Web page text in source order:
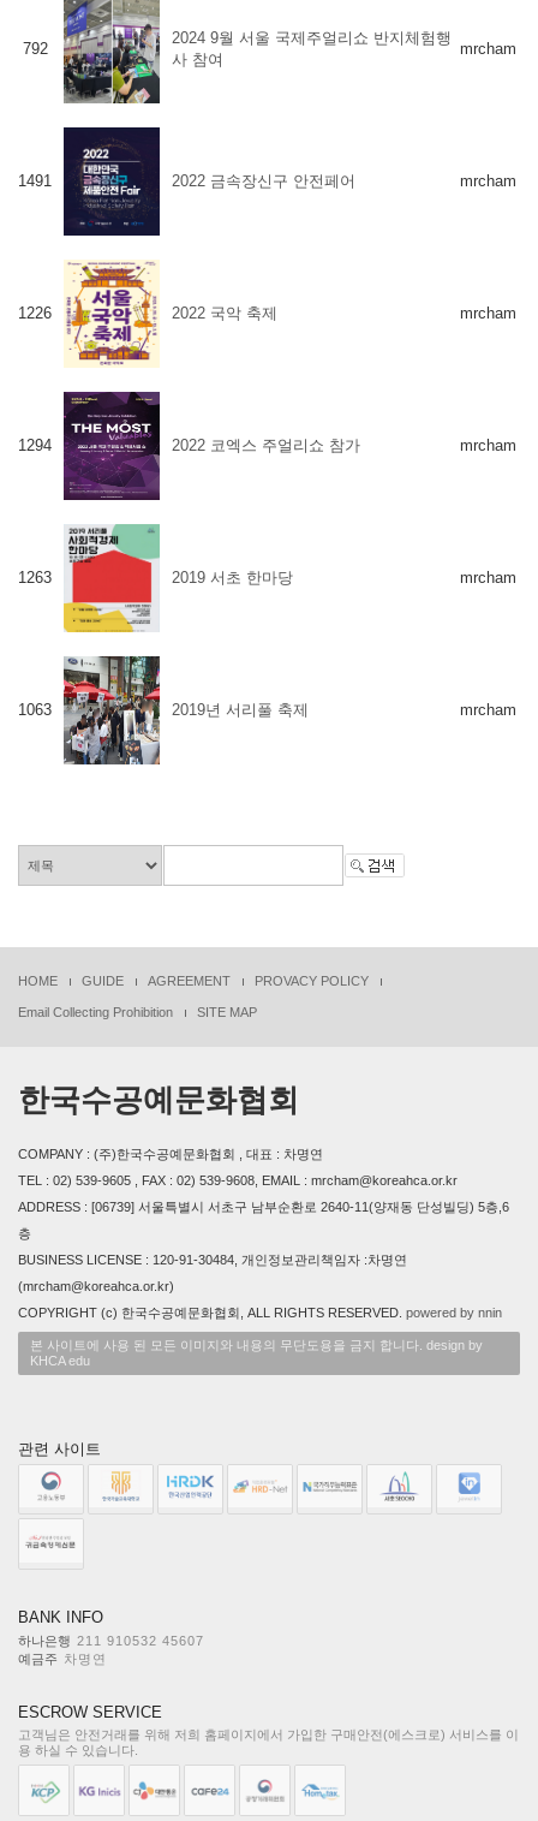
792
2024 9월 서울 국제주얼리쇼 반지체험행
사 참여
mrcham
1491 2022 금속장신구 안전페어 mrcham
1226 2022 국악 축제 mrcham
1294 2022 코엑스 주얼리쇼 참가 mrcham
1263 2019 서초 한마당 mrcham
1063 2019년 서리풀 축제 mrcham
HOME GUIDE AGREEMENT PROVACY POLICY
Email Collecting Prohibition SITE MAP
한국수공예문화협회
COMPANY : (주)한국수공예문화협회 , 대표 : 차명연
TEL : 02) 539-9605 , FAX : 02) 539-9608, EMAIL : mrcham@koreahca.or.kr
ADDRESS : [06739] 서울특별시 서초구 남부순환로 2640-11(양재동 단성빌딩) 5층,6
층
BUSINESS LICENSE : 120-91-30484, 개인정보관리책임자 :차명연
(mrcham@koreahca.or.kr)
COPYRIGHT (c) 한국수공예문화협회, ALL RIGHTS RESERVED. powered by nnin
본 사이트에 사용 된 모든 이미지와 내용의 무단도용을 금지 합니다. design by
KHCA edu
관련 사이트
BANK INFO
하나은행 211 910532 45607
예금주 차명연
ESCROW SERVICE
고객님은 안전거래를 위해 저희 홈페이지에서 가입한 구매안전(에스크로) 서비스를 이
용 하실 수 있습니다.